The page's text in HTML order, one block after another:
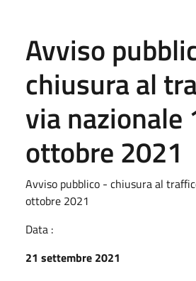
Avviso
chiusura al
via nazionale
ottobre 2021
Avviso pubblico - chiusura al
ottobre 2021
Data :
21 settembre 2021